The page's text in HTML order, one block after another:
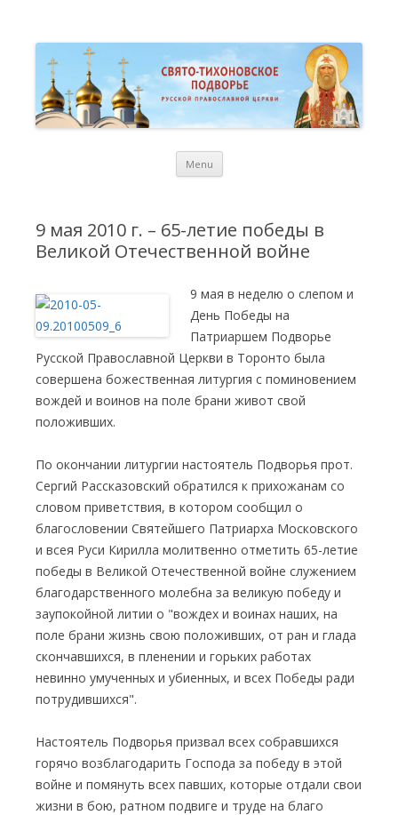
Representation Church in
Toronto
Торонто
Menu Skip
content
9 мая 2010 г. – 65-летие победы в
Великой Отечественной войне
9 мая в неделю о слепом и
День Победы на
Патриаршем Подворье
Русской Православной Церкви в Торонто была
совершена божественная литургия с поминовением
вождей и воинов на поле брани живот свой
положивших.
По окончании литургии настоятель Подворья прот.
Сергий Рассказовский обратился к прихожанам со
словом приветствия, в котором сообщил о
благословении Святейшего Патриарха Московского
и всея Руси Кирилла молитвенно отметить 65-летие
победы в Великой Отечественной войне служением
благодарственного молебна за великую победу и
заупокойной литии о "вождех и воинах наших, на
поле брани жизнь свою положивших, от ран и глада
скончавшихся, в пленении и горьких работах
невинно умученных и убиенных, и всех Победы ради
потрудившихся".
Настоятель Подворья призвал всех собравшихся
горячо возблагодарить Господа за победу в этой
войне и помянуть всех павших, которые отдали свои
жизни в бою, ратном подвиге и труде на благо